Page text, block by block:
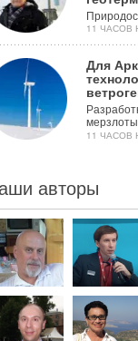
11 ЧАСОВ
Для
11 ЧАСОВ
с
ВЧЕРА
21-й
«ЦОД-
отеле
посетит
авторы